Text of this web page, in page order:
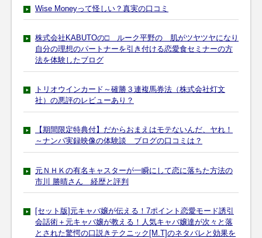
Wise Moneyって怪しい？真実の口コミ
株式会社KABUTOの□ ルーク平野の 肌がツヤツヤになり
自分の理想のパートナーを引き付ける恋愛食セミナーの方
法を体験したブログ
トリオウインカード～確勝３連複馬券法（株式会社灯文
社）の悪評のレビューあり？
【期間限定特典付】だからおまえはモテないんだ、ヤれ！
～ナンパ実録映像の体験談 ブログの口コミは？
元ＮＨＫの有名キャスターが一瞬にして恋に落ちた方法の
市川 勝晴さん 経歴と評判
[セット版]元キャバ嬢が伝える！7ポイント恋愛モード誘引
会話術＋元キャバ嬢が教える！人気キャバ嬢達が次々と落
とされた驚愕の口説きテクニック[M.T]のネタバレと効果を